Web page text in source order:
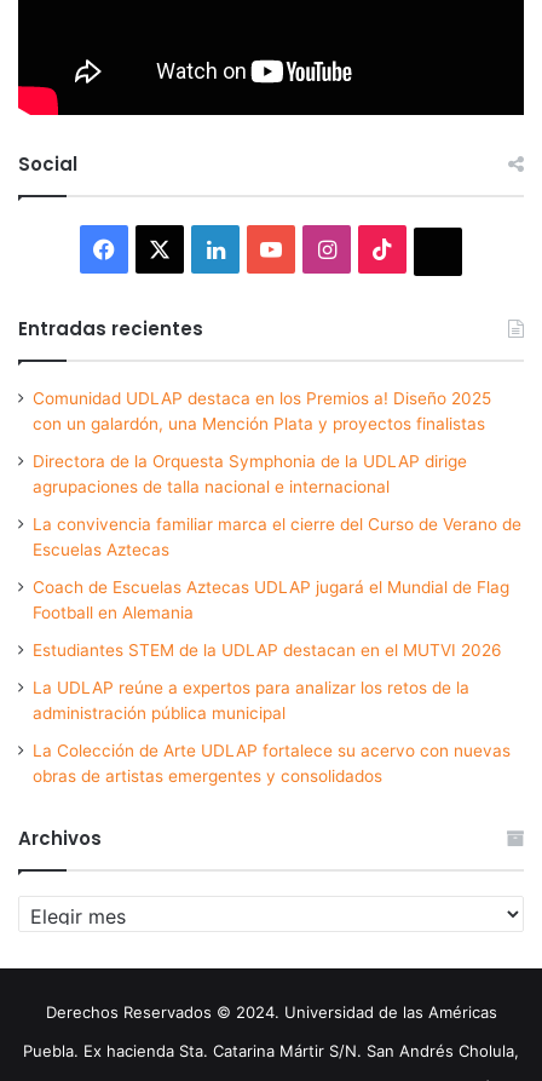
Social
Facebook LinkedInYouTubeInstagram
Entradas recientes
Comunidad UDLAP destaca en los Premios a! Diseño 2025
con un galardón, una Mención Plata y proyectos finalistas
Directora de la Orquesta Symphonia de la UDLAP dirige
agrupaciones de talla nacional e internacional
La convivencia familiar marca el cierre del Curso de Verano de
Escuelas Aztecas
Coach de Escuelas Aztecas UDLAP jugará el Mundial de Flag
Football en Alemania
Estudiantes STEM de la UDLAP destacan en el MUTVI 2026
La UDLAP reúne a expertos para analizar los retos de la
administración pública municipal
La Colección de Arte UDLAP fortalece su acervo con nuevas
obras de artistas emergentes y consolidados
Archivos
Archivos
Derechos Reservados © 2024. Universidad de las Américas
Puebla. Ex hacienda Sta. Catarina Mártir S/N. San Andrés Cholula,